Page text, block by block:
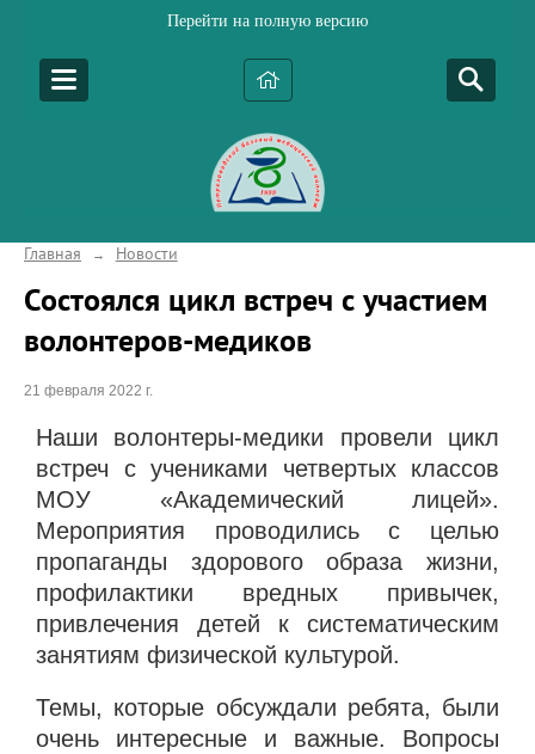
Перейти на полную версию
Главная → Новости
Состоялся цикл встреч с участием
волонтеров-медиков
21 февраля 2022 г.
Наши волонтеры-медики провели цикл
встреч с учениками четвертых классов
МОУ «Академический лицей».
Мероприятия проводились с целью
пропаганды здорового образа жизни,
профилактики вредных привычек,
привлечения детей к систематическим
занятиям физической культурой.
Темы, которые обсуждали ребята, были
очень интересные и важные. Вопросы